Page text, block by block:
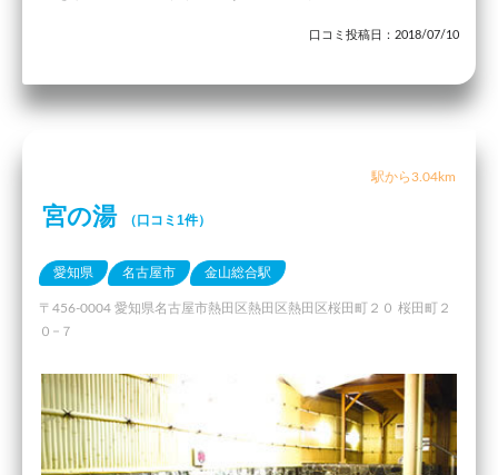
口コミ投稿日：2018/07/10
駅から3.04km
宮の湯 （口コミ1件）
愛知県 名古屋市 金山総合駅
〒456-0004 愛知県名古屋市熱田区熱田区熱田区桜田町２０ 桜田町２
０−７